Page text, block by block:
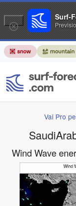
Vai Pro
Wind Wave
Surf-